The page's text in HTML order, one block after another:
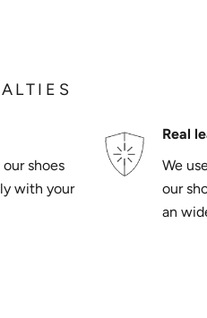
shoes
with your
Real
We
our
an